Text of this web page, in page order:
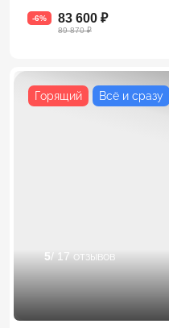
-6% 83 600 ₽
89 870 ₽
Горящий Всё и сразу
5/ 17 отзывов